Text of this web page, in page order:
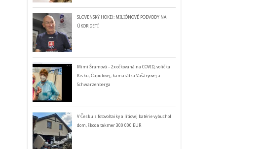
SLOVENSKÝ HOKEJ: MILIÓNOVÉ PODVODY NA
ÚKOR DETÍ
Mimi Šramová – 2x očkovaná na COVID, volička
Kisku, Čaputovej, kamarátka Vašáryovej a
Schwarzenberga
V Česku z fotovoltaiky a lítiovej batérie vybuchol
dom, škoda takmer 300 000 EUR